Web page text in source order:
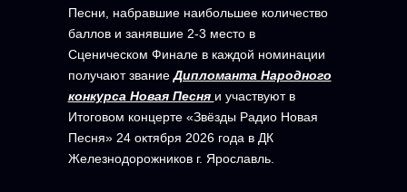
Песни, набравшие наибольшее количество
баллов и занявшие 2-3 место в
Сценическом Финале в каждой номинации
получают званиеДипломанта Народного
конкурса Новая Песня и участвуют в
Итоговом концерте «Звёзды Радио Новая
Песня» 24 октября 2026 года в ДК
Железнодорожников г. Ярославль.